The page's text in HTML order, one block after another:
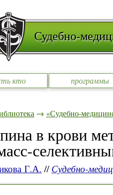
Судебно-
кто программы
→ «Судебно-
в крови
Г.А. // Судебно-